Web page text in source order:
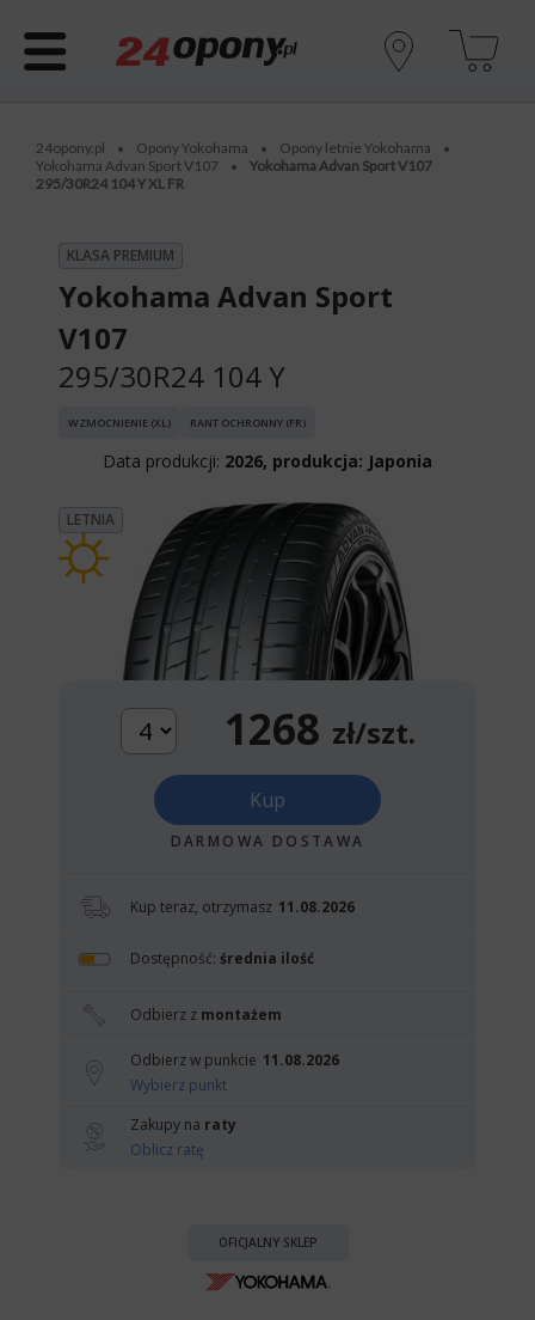
24opony.pl • Opony Yokohama • Opony letnie Yokohama •
Yokohama Advan Sport V107 •
Yokohama Advan Sport V107
295/30R24 104 Y XL FR
KLASA PREMIUM
Yokohama Advan Sport
V107
295/30R24 104 Y
WZMOCNIENIE (XL) RANT OCHRONNY (FR)
Data produkcji: 2026, produkcja: Japonia
LETNIA
1268 zł/szt.
Kup
DARMOWA DOSTAWA
Kup teraz, otrzymasz 11.08.2026
Dostępność: średnia ilość
Odbierz z montażem
Odbierz w punkcie 11.08.2026
Wybierz punkt
Zakupy na raty
Oblicz ratę
OFICJALNY SKLEP